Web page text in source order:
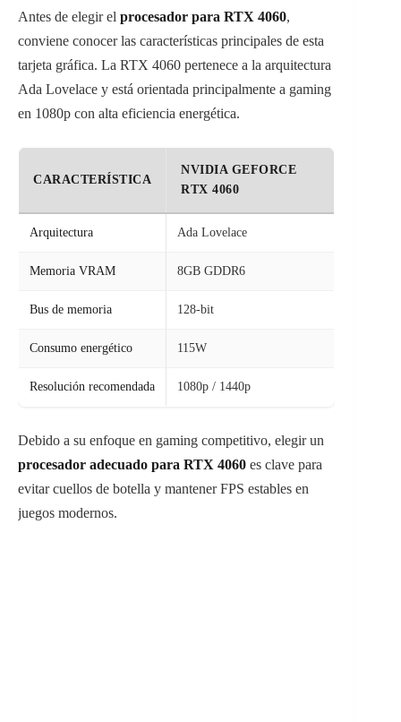
Antes de elegir el procesador para RTX 4060,
conviene conocer las características principales de esta
tarjeta gráfica. La RTX 4060 pertenece a la arquitectura
Ada Lovelace y está orientada principalmente a gaming
en 1080p con alta eficiencia energética.
CARACTERÍSTICA
NVIDIA GEFORCE
RTX 4060
Arquitectura Ada Lovelace
Memoria VRAM 8GB GDDR6
Bus de memoria 128-bit
Consumo energético 115W
Resolución recomendada 1080p / 1440p
Debido a su enfoque en gaming competitivo, elegir un
procesador adecuado para RTX 4060 es clave para
evitar cuellos de botella y mantener FPS estables en
juegos modernos.